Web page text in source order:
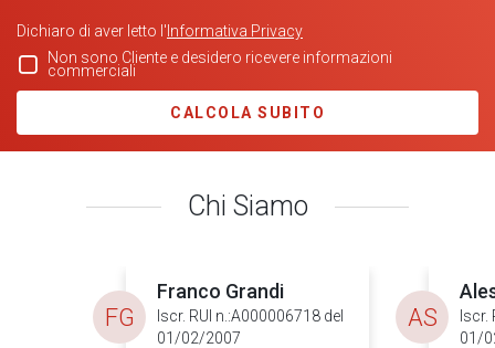
Dichiaro di aver letto l' Informativa Privacy
Non sono Cliente e desidero ricevere informazioni
commerciali
CALCOLA SUBITO
Chi Siamo
Franco Grandi
Iscr. RUI n.:A000006718 del
01/02/2007
FG
Iscr.
01/
AS